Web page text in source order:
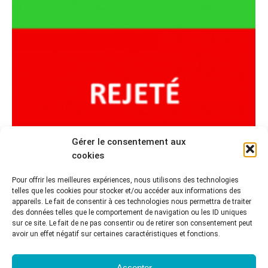
Gérer le consentement aux
cookies
Pour offrir les meilleures expériences, nous utilisons des technologies
telles que les cookies pour stocker et/ou accéder aux informations des
appareils. Le fait de consentir à ces technologies nous permettra de traiter
des données telles que le comportement de navigation ou les ID uniques
sur ce site. Le fait de ne pas consentir ou de retirer son consentement peut
avoir un effet négatif sur certaines caractéristiques et fonctions.
LE DOCUMENT ÉLECTRONIQUE À TRAVERS LA
JURISPRUDENCE DEPUIS LA LOI DU 13 MARS
2000
Discussions Par Auteur invité 17 mai 2014
bientôt 15 ans, la loi du 13 mars 2000 reconnait la